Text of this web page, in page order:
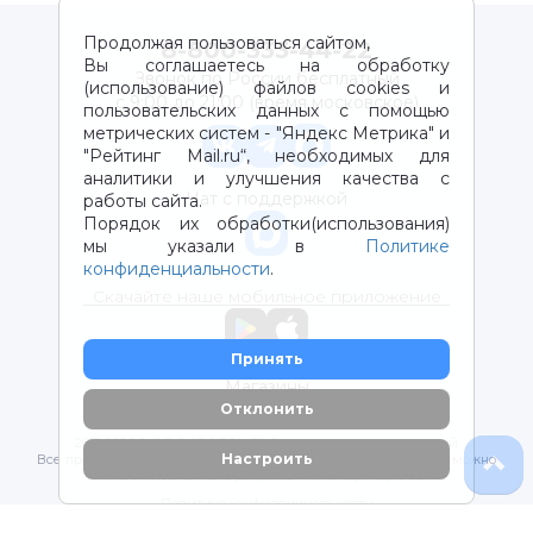
Продолжая пользоваться сайтом,
Вы соглашаетесь на обработку
(использование) файлов cookies и
пользовательских данных с помощью
метрических систем - "Яндекс Метрика" и
"Рейтинг Mail.ru“, необходимых для
аналитики и улучшения качества с
работы сайта.
Порядок их обработки(использования)
мы указали в
Политике
конфиденциальности.
Принять
Отклонить
Настроить
8-800-333-44-22
Звонок по России бесплатный
с 9:00 до 21:00 (время московское)
Чат с поддержкой
Магазины
2012-2026 © ООО "ВОТОНЯ". Детские товары с доставкой
Все права защищены. Любое использование материалов возможно
только с письменного разрешения владельцев сайта.
Политика конфиденциальности